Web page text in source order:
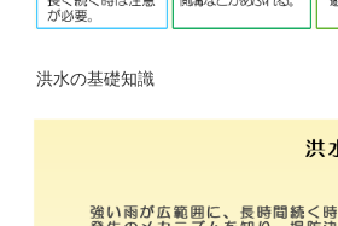
洪水の基礎知識